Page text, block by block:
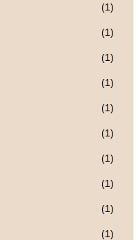
(1)
(1)
(1)
(1)
(1)
(1)
(1)
(1)
(1)
(1)